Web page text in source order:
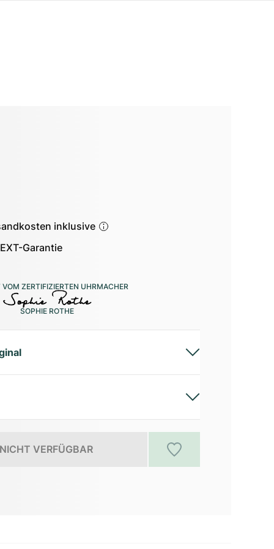
inklusive
Garantie
VOM ZERTIFIZIERTEN UHRMACHER
SOPHIE ROTHE
VERFÜGBAR